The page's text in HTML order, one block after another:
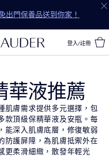
出門保養品送到你家！
登入/註冊
華液推薦
肌膚需求提供多元選擇，包
款頂級保精華液及安瓶。每
能深入肌膚底層，修復敏弱
防護屏障，為肌膚抵禦外在
更柔滑細緻，散發年輕光